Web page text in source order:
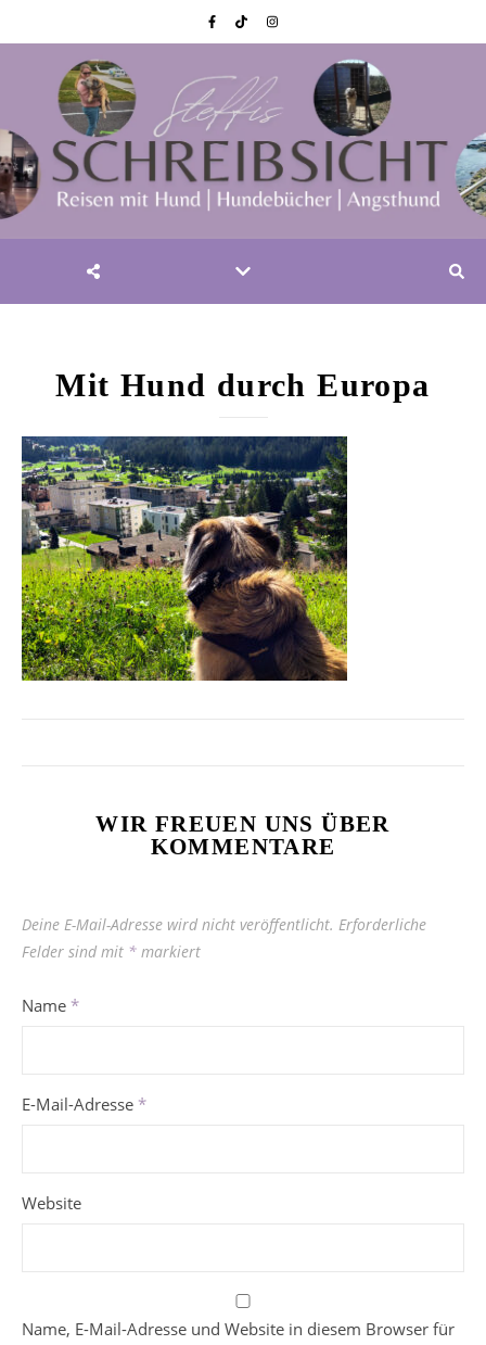
Mit Hund durch Europa
WIR FREUEN UNS ÜBER
KOMMENTARE
Deine E-Mail-Adresse wird nicht veröffentlicht. Erforderliche
Felder sind mit * markiert
Name *
E-Mail-Adresse *
Website
Name, E-Mail-Adresse und Website in diesem Browser für